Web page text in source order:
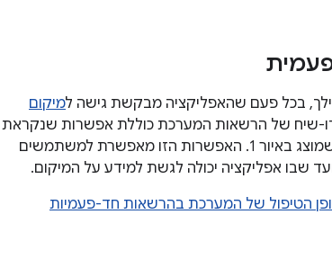
מיקום
שיח של הרשאות המערכת כוללת אפשרות שנקראת
, כמו שמוצג באיור 1. האפשרות הזו מאפשרת למשתמשים
שבו אפליקציה יכולה לגשת למידע על המיקום.
הטיפול של המערכת בהרשאות חד-פעמיות